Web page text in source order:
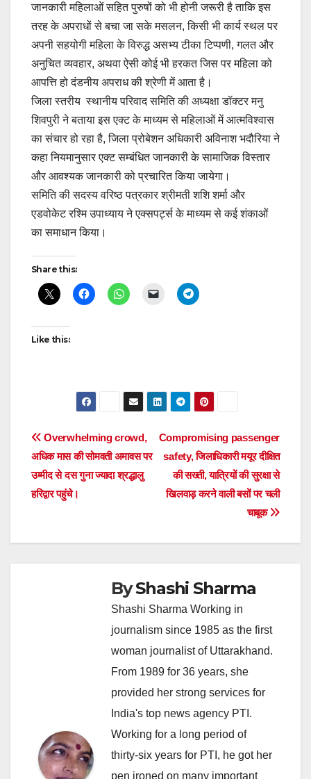
जानकारी महिलाओं सहित पुरुषों को भी होनी जरूरी है ताकि इस
तरह के अपराधों से बचा जा सके मसलन, किसी भी कार्य स्थल पर
अपनी सहयोगी महिला के विरुद्ध असभ्य टीका टिप्पणी, गलत और
अनुचित व्यवहार, अथवा ऐसी कोई भी हरकत जिस पर महिला को
आपत्ति हो दंडनीय अपराध की श्रेणी में आता है।
जिला स्तरीय स्थानीय परिवाद समिति की अध्यक्षा डॉक्टर मनु
शिवपुरी ने बताया इस एक्ट के माध्यम से महिलाओं में आत्मविश्वास
का संचार हो रहा है, जिला प्रोबेशन अधिकारी अविनाश भदौरिया ने
कहा नियमानुसार एक्ट सम्बंधित जानकारी के सामाजिक विस्तार
और आवश्यक जानकारी को प्रचारित किया जायेगा।
समिति की सदस्य वरिष्ठ पत्रकार श्रीमती शशि शर्मा और
एडवोकेट रश्मि उपाध्याय ने एक्सपर्ट्स के माध्यम से कई शंकाओं
का समाधान किया।
Share this:
Like this:
Post
navigation
Compromising passenger
safety, जिलाधिकारी मयूर दीक्षित
की सख्ती, यात्रियों की सुरक्षा से
खिलवाड़ करने वाली बसों पर चली
चाबूक
Overwhelming crowd,
अधिक मास की सोमवती अमावस पर
उम्मीद से दस गुना ज्यादा श्रद्धालु
हरिद्वार पहुंचे।
ByShashi Sharma
Shashi Sharma Working in
journalism since 1985 as the first
woman journalist of Uttarakhand.
From 1989 for 36 years, she
provided her strong services for
India's top news agency PTI.
Working for a long period of
thirty-six years for PTI, he got her
pen ironed on many important